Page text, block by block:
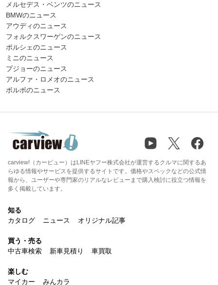
メルセデス・ベンツのニュース
BMWのニュース
アウディのニュース
フォルクスワーゲンのニュース
ポルシェのニュース
ミニのニュース
プジョーのニュース
アルファ・ロメオのニュース
ボルボのニュース
carview!（カービュー）はLINEヤフー株式会社が運営するクルマに関するあ
らゆる情報やサービスを提供するサイトです。価格やスペックなどの公式情
報から、ユーザーや専門家のリアルなレビューまで購入検討に役立つ情報を
多く掲載しています。
知る
カタログ
ニュース オリジナル記事
買う・売る
中古車検索
新車見積り 車買取
楽しむ
マイカー
みんカラ